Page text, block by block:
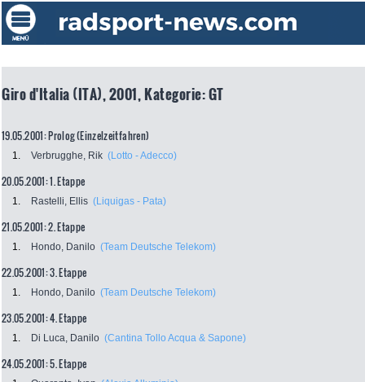
Giro d'Italia (ITA), 2001, Kategorie: GT
19.05.2001: Prolog (Einzelzeitfahren)
1. Verbrugghe, Rik (Lotto - Adecco)
20.05.2001: 1. Etappe
1. Rastelli, Ellis (Liquigas - Pata)
21.05.2001: 2. Etappe
1. Hondo, Danilo (Team Deutsche Telekom)
22.05.2001: 3. Etappe
1. Hondo, Danilo (Team Deutsche Telekom)
23.05.2001: 4. Etappe
1. Di Luca, Danilo (Cantina Tollo Acqua & Sapone)
24.05.2001: 5. Etappe